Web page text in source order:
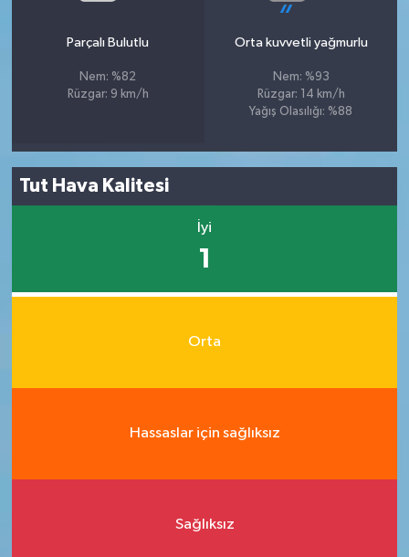
Parçalı Bulutlu
Nem: %82
Rüzgar: 9 km/h
Orta kuvvetli yağmurlu
Nem: %93
Rüzgar: 14 km/h
Yağış Olasılığı: %88
Tut Hava Kalitesi
İyi
1
Orta
Hassaslar için sağlıksız
Sağlıksız